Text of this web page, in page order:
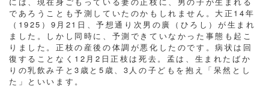
であろうことも予測していたのかもしれません。大正14年
（1925）9月21日、予想通り次男の廣（ひろし）が生まれ
ました。しかし同時に、予測できていなかった事態も起こ
りました。正枝の産後の体調が悪化したのです。病状は回
復することなく12月2日正枝は死去。孟は、生まれたばか
りの乳飲み子と3歳と5歳、3人の子どもを抱え「呆然とし
た」といいます。